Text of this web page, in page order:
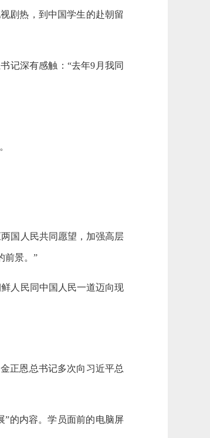
剧热，到中国学生的赴朝留
记深有感触：“去年9月我同
国人民共同愿望，加强高层
前景。”
人民同中国人民一道迈向现
正恩总书记多次向习近平总
”的内容。学员面前的电脑屏